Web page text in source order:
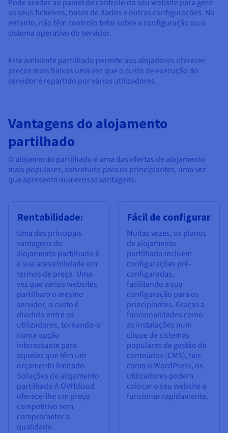
Pode aceder ao painel de controlo do seu website para gerir
os seus ficheiros, bases de dados e outras configurações. No
entanto, não têm controlo total sobre a configuração ou o
sistema operativo do servidor.
Este ambiente partilhado permite aos alojadores oferecer
preços mais baixos uma vez que o custo de execução do
servidor é repartido por vários utilizadores.
Vantagens do alojamento
partilhado
O alojamento partilhado é uma das ofertas de alojamento
mais populares, sobretudo para os principiantes, uma vez
que apresenta numerosas vantagens:
Rentabilidade:
Uma das principais
vantagens do
alojamento partilhado é
a sua acessibilidade em
termos de preço. Uma
vez que vários websites
partilham o mesmo
servidor, o custo é
dividido entre os
utilizadores, tornando-o
numa opção
interessante para
aqueles que têm um
orçamento limitado.
Soluções de alojamento
partilhado A OVHcloud
oferece-lhe um preço
competitivo sem
comprometer a
qualidade.
Fácil de configurar
Muitas vezes, os planos
de alojamento
partilhado incluem
configurações pré-
configuradas,
facilitando a sua
configuração para os
principiantes. Graças a
funcionalidades como
as instalações num
clique de sistemas
populares de gestão de
conteúdos (CMS), tais
como o WordPress, os
utilizadores podem
colocar o seu website a
funcionar rapidamente.